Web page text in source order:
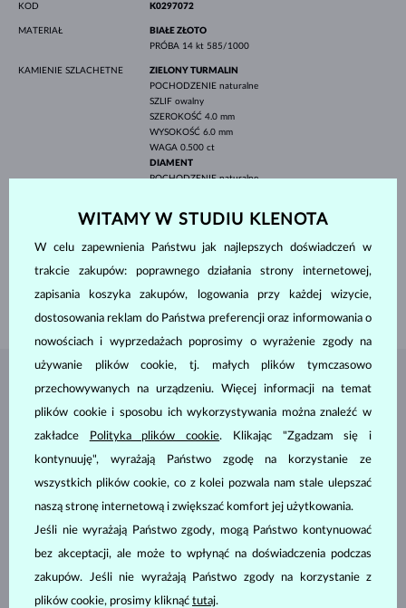
KOD K0297072
MATERIAŁ
BIAŁE ZŁOTO
PRÓBA 14 kt 585/1000
KAMIENIE SZLACHETNE
ZIELONY TURMALIN
POCHODZENIE naturalne
SZLIF owalny
SZEROKOŚĆ 4.0 mm
WYSOKOŚĆ 6.0 mm
WAGA 0.500 ct
DIAMENT
POCHODZENIEnaturalne
KOLORG
0.042 ct
2.25 mm
BIŻUTERIA ZATELIER KLENOTA
WITAMY W STUDIU KLENOTA
W celu zapewnienia Państwu jak najlepszych doświadczeń w
trakcie zakupów: poprawnego działania strony internetowej,
zapisania koszyka zakupów, logowania przy każdej wizycie,
dostosowania reklam do Państwa preferencji oraz informowania o
nowościach i wyprzedażach poprosimy o wyrażenie zgody na
używanie plików cookie, tj. małych plików tymczasowo
przechowywanych na urządzeniu. Więcej informacji na temat
plików cookie i sposobu ich wykorzystywania można znaleźć w
zakładce
Polityka plików cookie. Klikając "Zgadzam się i
kontynuuję", wyrażają Państwo zgodę na korzystanie ze
wszystkich plików cookie, co z kolei pozwala nam stale ulepszać
naszą stronę internetową i zwiększać komfort jej użytkowania.
Jeśli nie wyrażają Państwo zgody, mogą Państwo kontynuować
bez akceptacji, ale może to wpłynąć na doświadczenia podczas
zakupów. Jeśli nie wyrażają Państwo zgody na korzystanie z
plików cookie, prosimy kliknąć tutaj.